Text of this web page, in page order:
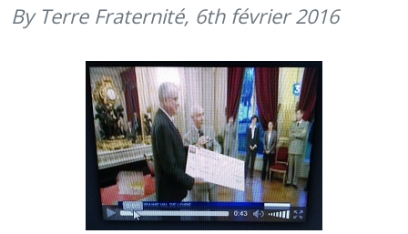
JUIN
By Terre Fraternité, 6th février 2016